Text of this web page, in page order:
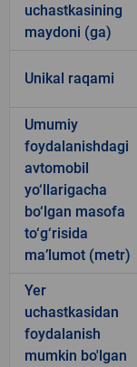
uchastkasining
maydoni (ga)
Unikal raqami
Umumiy
foydalanishdagi
avtomobil
yo‘llarigacha
bo‘lgan masofa
to‘g‘risida
ma’lumot (metr)
Yer
uchastkasidan
foydalanish
mumkin bo'lgan